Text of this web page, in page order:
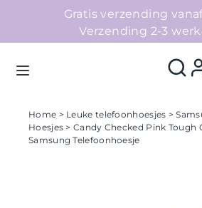
Gratis verzending
Verzending 2-3
Homepage
Home > Leuke telefoonhoesjes >
Hoesjes > Candy Checked Pink Tough
Samsung Telefoonhoesje